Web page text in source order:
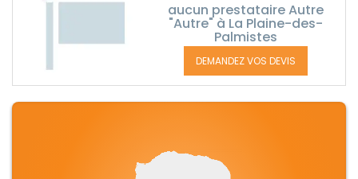
aucun prestataire Autre
"Autre" à La Plaine-des-
Palmistes
DEMANDEZ VOS DEVIS